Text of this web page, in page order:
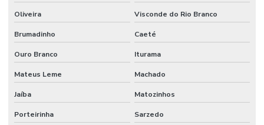
Oliveira Visconde do Rio Branco
Brumadinho Caeté
Ouro Branco Iturama
Mateus Leme Machado
Jaíba Matozinhos
Porteirinha Sarzedo